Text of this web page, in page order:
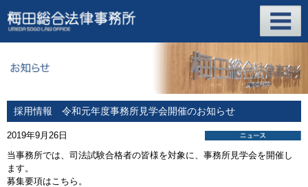
採用情報 令和元年度事務所見学会開催のお知らせ
2019年9月26日
当事務所では、司法試験合格者の皆様を対象に、事務所見学会を開催し
ます。
募集要項はこちら。